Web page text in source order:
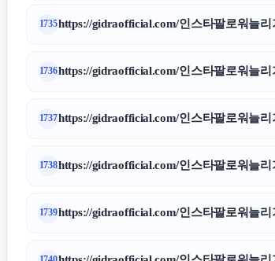
1735https://gidraofficial.com/인스타팔로워늘
1736https://gidraofficial.com/인스타팔로워늘
1737https://gidraofficial.com/인스타팔로워늘
1738https://gidraofficial.com/인스타팔로워늘
1739https://gidraofficial.com/인스타팔로워늘